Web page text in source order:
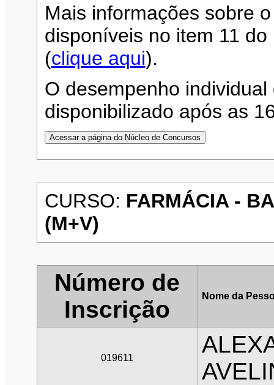
Mais informações sobre
disponíveis no item 11
(clique aqui).
O desempenho
disponibilizado após as
CURSO: FARMÁCIA -
(M+V)
Número de
Inscrição
Nome da
019611